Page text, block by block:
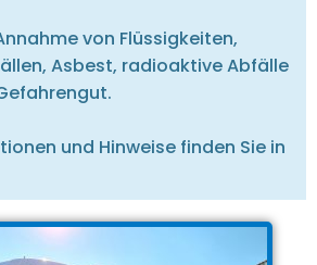
von Flüssigkeiten,
Asbest, radioaktive Abfälle
und Hinweise finden Sie in